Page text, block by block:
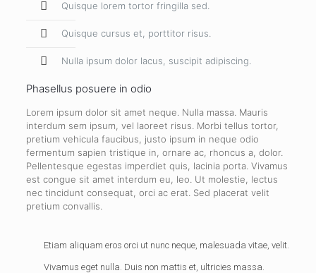
Quisque lorem tortor fringilla sed.
Quisque cursus et, porttitor risus.
Nulla ipsum dolor lacus, suscipit adipiscing.
Phasellus posuere in odio
Lorem ipsum dolor sit amet neque. Nulla massa. Mauris
interdum sem ipsum, vel laoreet risus. Morbi tellus tortor,
pretium vehicula faucibus, justo ipsum in neque odio
fermentum sapien tristique in, ornare ac, rhoncus a, dolor.
Pellentesque egestas imperdiet quis, lacinia porta. Vivamus
est congue sit amet interdum eu, leo. Ut molestie, lectus
nec tincidunt consequat, orci ac erat. Sed placerat velit
pretium convallis.
Etiam aliquam eros orci ut nunc neque, malesuada vitae, velit.
Vivamus eget nulla. Duis non mattis et, ultricies massa.